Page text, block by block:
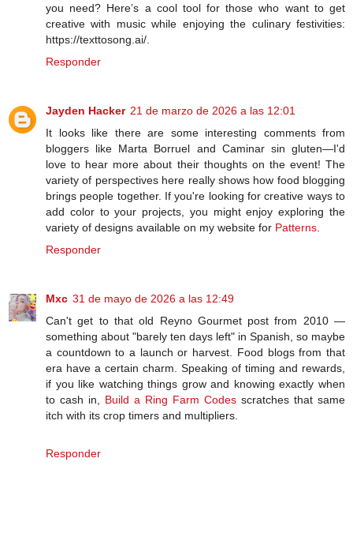
you need? Here’s a cool tool for those who want to get
creative with music while enjoying the culinary festivities:
https://texttosong.ai/.
Responder
Jayden Hacker 21 de marzo de 2026 a las 12:01
It looks like there are some interesting comments from
bloggers like Marta Borruel and Caminar sin gluten—I'd
love to hear more about their thoughts on the event! The
variety of perspectives here really shows how food blogging
brings people together. If you're looking for creative ways to
add color to your projects, you might enjoy exploring the
variety of designs available on my website for Patterns
Responder
Mxc 31 de mayo de 2026 a las 12:49
Can't get to that old Reyno Gourmet post from 2010 —
something about "barely ten days left" in Spanish, so maybe
a countdown to a launch or harvest. Food blogs from that
era have a certain charm. Speaking of timing and rewards,
if you like watching things grow and knowing exactly when
to cash in, Build a Ring Farm Codes scratches that same
itch with its crop timers and multipliers.
Responder